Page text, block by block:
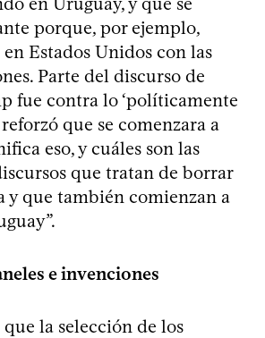
porque, por ejemplo,
Estados Unidos con las
Parte del discurso de
fue contra lo ‘políticamente
reforzó que se comenzara a
eso, y cuáles son las
que tratan de borrar
y que también comienzan a
e invenciones
la selección de los